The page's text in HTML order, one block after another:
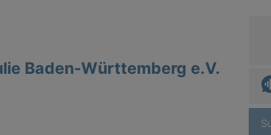
Baden-Württemberg e.V.